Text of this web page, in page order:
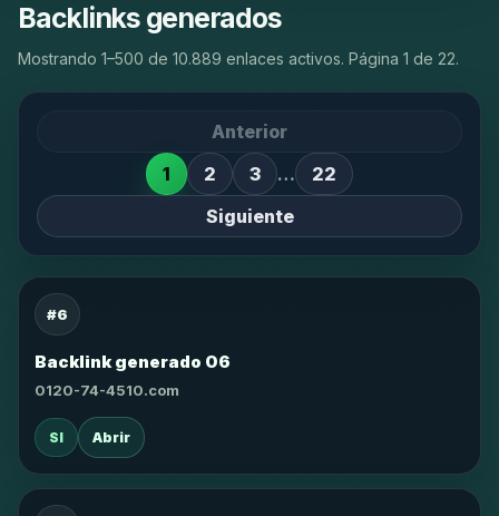
Backlinks generados
Mostrando 1–500 de 10.889 enlaces activos. Página 1 de 22.
Anterior
1
2 3 …
22
Siguiente
#6
Backlink generado 06
0120-74-4510.com
SI Abrir